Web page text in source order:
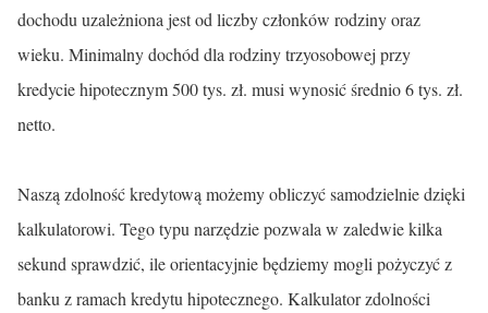
dochodu uzależniona jest od liczby członków rodziny oraz
wieku. Minimalny dochód dla rodziny trzyosobowej przy
kredycie hipotecznym 500 tys. zł. musi wynosić średnio 6 tys. zł.
netto.
Naszą zdolność kredytową możemy obliczyć samodzielnie dzięki
kalkulatorowi. Tego typu narzędzie pozwala w zaledwie kilka
sekund sprawdzić, ile orientacyjnie będziemy mogli pożyczyć z
banku z ramach kredytu hipotecznego. Kalkulator zdolności